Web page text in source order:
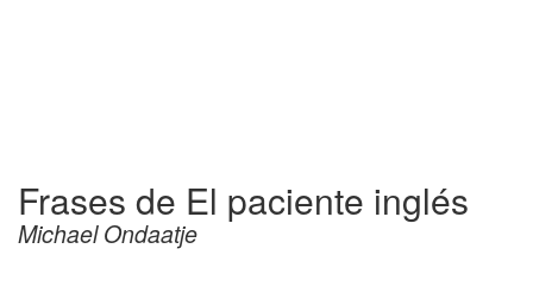
Frases de El paciente inglés
Michael Ondaatje